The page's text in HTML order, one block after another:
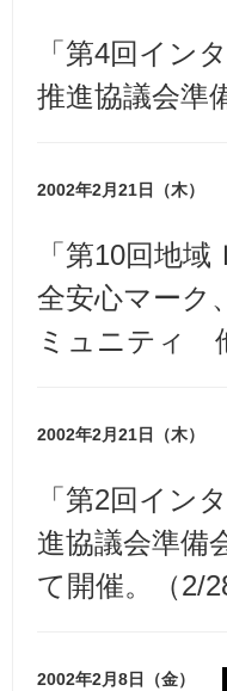
「第4回イン
推進協議会準
2002年2月21日（木）
「第10回地
全安心マーク
ミュニティ
2002年2月21日（木）
「第2回イン
進協議会準備
て開催。（2/
2002年2月8日（金）